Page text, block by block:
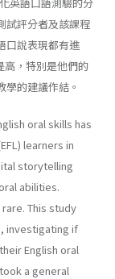
試評分者及該課程
口說表現都有進
高，特別是他們的
的建議作結。
oral skills has
learners in
storytelling
abilities.
This study
investigating if
English oral
a general